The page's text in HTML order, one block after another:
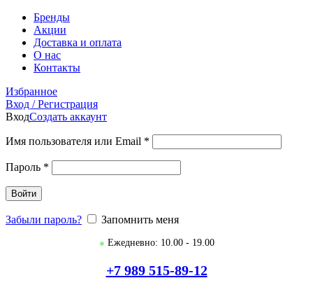
Бренды
Акции
Доставка и оплата
О нас
Контакты
Избранное
Вход / Регистрация
ВходСоздать аккаунт
Имя пользователя или Email *
Пароль *
Войти
Забыли пароль? Запомнить меня
● Ежедневно: 10.00 - 19.00
+7 989 515-89-12